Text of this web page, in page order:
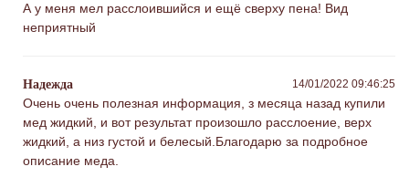
А у меня мел расслоившийся и ещё сверху пена! Вид
неприятный
Надежда 14/01/2022 09:46:25
Очень очень полезная информация, з месяца назад купили
мед жидкий, и вот результат произошло расслоение, верх
жидкий, а низ густой и белесый.Благодарю за подробное
описание меда.